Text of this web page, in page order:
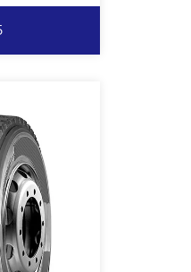
提供强劲有
花纹沟底，
排泥性能优